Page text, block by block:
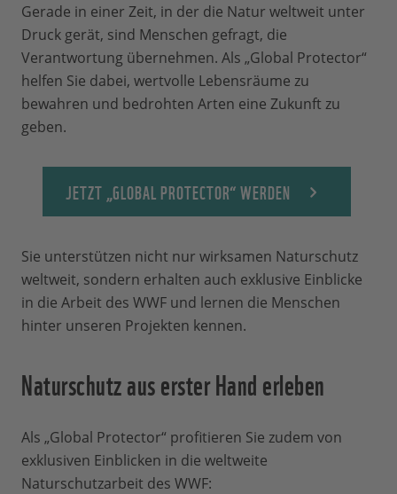
Gerade in einer Zeit, in der die Natur weltweit unter
Druck gerät, sind Menschen gefragt, die
Verantwortung übernehmen. Als „Global Protector“
helfen Sie dabei, wertvolle Lebensräume zu
bewahren und bedrohten Arten eine Zukunft zu
geben.
JETZT „GLOBAL PROTECTOR“ WERDEN
Sie unterstützen nicht nur wirksamen Naturschutz
weltweit, sondern erhalten auch exklusive Einblicke
in die Arbeit des WWF und lernen die Menschen
hinter unseren Projekten kennen.
Naturschutz aus erster Hand erleben
Als „Global Protector“ profitieren Sie zudem von
exklusiven Einblicken in die weltweite
Naturschutzarbeit des WWF: